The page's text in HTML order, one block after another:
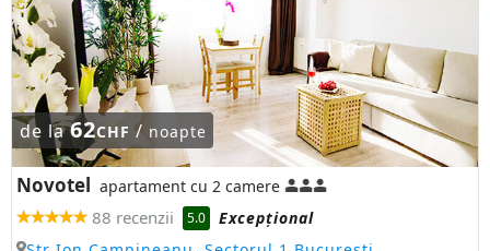
de la62CHF / noapte
Novotel apartament cu 2 camere
88 recenzii 5.0
Excepţional